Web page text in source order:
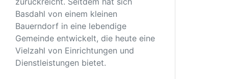
Basdahl von einem kleinen
Bauerndorf in eine lebendige
Gemeinde entwickelt, die heute eine
Vielzahl von Einrichtungen und
Dienstleistungen bietet.